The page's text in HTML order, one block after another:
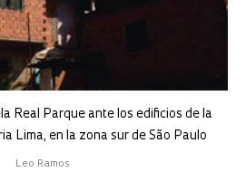
Real Parque ante los edificios de la
Lima, en la zona sur de São Paulo
Leo Ramos